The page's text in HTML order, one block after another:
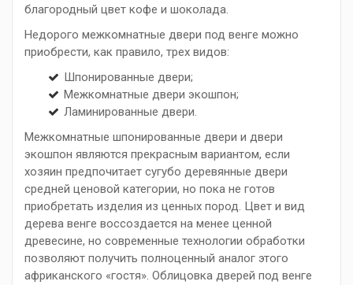
благородный цвет кофе и шоколада.
Недорого межкомнатные двери под венге можно
приобрести, как правило, трех видов:
Шпонированные двери;
Межкомнатные двери экошпон;
Ламинированные двери.
Межкомнатные шпонированные двери и двери
экошпон являются прекрасным вариантом, если
хозяин предпочитает сугубо деревянные двери
средней ценовой категории, но пока не готов
приобретать изделия из ценных пород. Цвет и вид
дерева венге воссоздается на менее ценной
древесине, но современные технологии обработки
позволяют получить полноценный аналог этого
африканского «гостя». Облицовка дверей под венге